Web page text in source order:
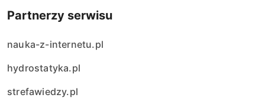
Partnerzy serwisu
nauka-z-internetu.pl
hydrostatyka.pl
strefawiedzy.pl